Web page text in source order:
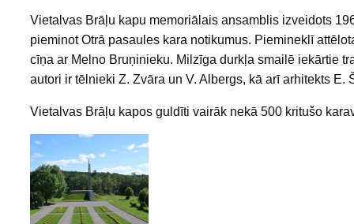
Vietalvas Brāļu kapu memoriālais ansamblis izveidots
pieminot Otrā pasaules kara notikumus. Piemineklī
cīņa ar Melno Bruņinieku. Milzīga durkļa smailē iekārtie
autori ir tēlnieki Z. Zvāra un V. Albergs, kā arī arhitekts E.
Vietalvas Brāļu kapos guldīti vairāk nekā 500 kritušo